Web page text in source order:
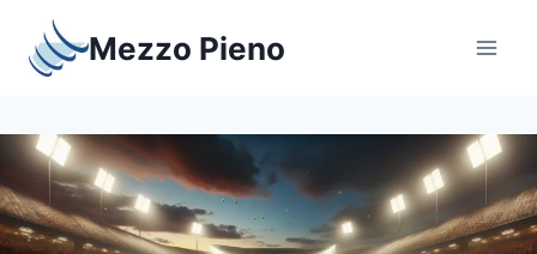
contenuto
Mezzo Pieno